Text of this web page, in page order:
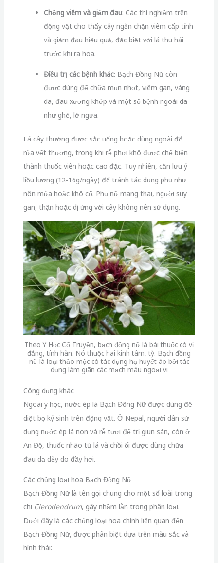
Chống viêm và giảm đau: Các thí nghiệm trên
động vật cho thấy cây ngăn chặn viêm cấp tính
và giảm đau hiệu quả, đặc biệt với lá thu hái
trước khi ra hoa.
Điều trị các bệnh khác: Bạch Đồng Nữ còn
được dùng để chữa mụn nhọt, viêm gan, vàng
da, đau xương khớp và một số bệnh ngoài da
như ghẻ, lở ngứa.
Lá cây thường được sắc uống hoặc dùng ngoài để
rửa vết thương, trong khi rễ phơi khô được chế biến
thành thuốc viên hoặc cao đặc. Tuy nhiên, cần lưu ý
liều lượng (12-16g/ngày) để tránh tác dụng phụ như
nôn mửa hoặc khô cổ. Phụ nữ mang thai, người suy
gan, thận hoặc dị ứng với cây không nên sử dụng.
Theo Y Học Cổ Truyền, bạch đồng nữ là bài thuốc có vị
đắng, tính hàn. Nó thuộc hai kinh tâm, tỳ. Bạch đồng
nữ là loại thảo mộc có tác dụng hạ huyết áp bởi tác
dụng làm giãn các mạch máu ngoại vi
Công dụng khác
Ngoài y học, nước ép lá Bạch Đồng Nữ được dùng để
diệt bọ ký sinh trên động vật. Ở Nepal, người dân sử
dụng nước ép lá non và rễ tươi để trị giun sán, còn ở
Ấn Độ, thuốc nhão từ lá và chồi ổi được dùng chữa
đau dạ dày do đầy hơi.
Các chủng loại hoa Bạch Đồng Nữ
Bạch Đồng Nữ là tên gọi chung cho một số loài trong
chi Clerodendrum, gây nhầm lẫn trong phân loại.
Dưới đây là các chủng loại hoa chính liên quan đến
Bạch Đồng Nữ, được phân biệt dựa trên màu sắc và
hình thái: